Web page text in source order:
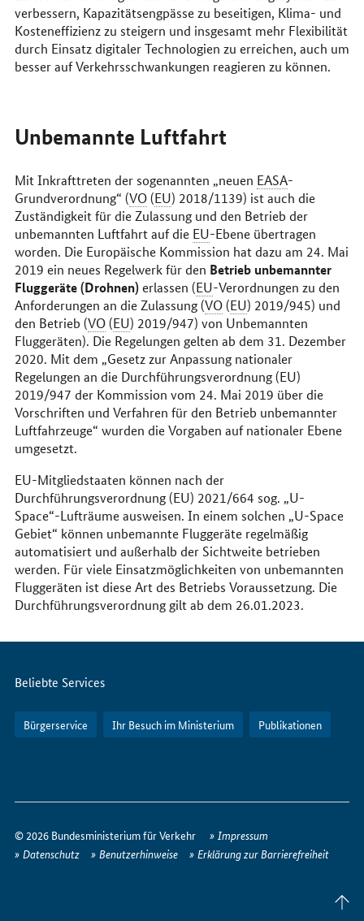
verbessern, Kapazitätsengpässe zu beseitigen, Klima- und
Kosteneffizienz zu steigern und insgesamt mehr Flexibilität
durch Einsatz digitaler Technologien zu erreichen, auch um
besser auf Verkehrsschwankungen reagieren zu können.
Unbemannte Luftfahrt
Mit Inkrafttreten der sogenannten „neuen EASA-
Grundverordnung“ (VO(EU) 2018/1139) ist auch die
Zuständigkeit für die Zulassung und den Betrieb der
unbemannten Luftfahrt auf die EU-Ebene übertragen
worden. Die Europäische Kommission hat dazu am 24. Mai
2019 ein neues Regelwerk für den Betrieb unbemannter
Fluggeräte (Drohnen)erlassen (EU-Verordnungen zu den
Anforderungen an die Zulassung (VO(EU) 2019/945) und
den Betrieb (VO(EU) 2019/947) von Unbemannten
Fluggeräten). Die Regelungen gelten ab dem 31. Dezember
2020. Mit dem „Gesetz zur Anpassung nationaler
Regelungen an die Durchführungsverordnung (EU)
2019/947 der Kommission vom 24. Mai 2019 über die
Vorschriften und Verfahren für den Betrieb unbemannter
Luftfahrzeuge“ wurden die Vorgaben auf nationaler Ebene
umgesetzt.
EU-Mitgliedstaaten können nach der
Durchführungsverordnung (EU) 2021/664 sog. „U-
Space“-Lufträume ausweisen. In einem solchen „U-Space
Gebiet“ können unbemannte Fluggeräte regelmäßig
automatisiert und außerhalb der Sichtweite betrieben
werden. Für viele Einsatzmöglichkeiten von unbemannten
Fluggeräten ist diese Art des Betriebs Voraussetzung. Die
Durchführungsverordnung gilt ab dem 26.01.2023.
Servicemenü
Beliebte Services
Bürgerservice Ihr Besuch im Ministerium Publikationen
erreichen
Sie
© 2026 Bundesministerium für Verkehr
Impressum
Datenschutz
Benutzerhinweise Erklärung zur Barrierefreiheit